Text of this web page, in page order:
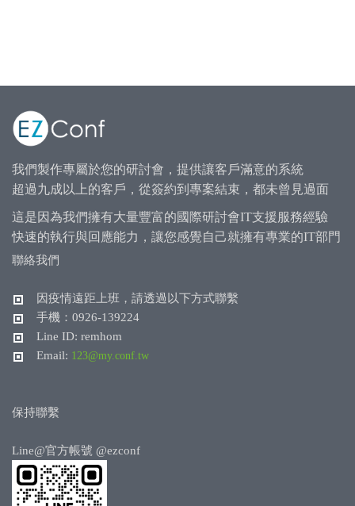
我們製作專屬於您的研討會，提供讓客戶滿意的系統
超過九成以上的客戶，從簽約到專案結束，都未曾見過面
這是因為我們擁有大量豐富的國際研討會IT支援服務經驗
快速的執行與回應能力，讓您感覺自己就擁有專業的IT部門
聯絡我們
因疫情遠距上班，請透過以下方式聯繫
手機：0926-139224
Line ID: remhom
Email: 123@my.conf.tw
保持聯繫
Line@官方帳號 @ezconf